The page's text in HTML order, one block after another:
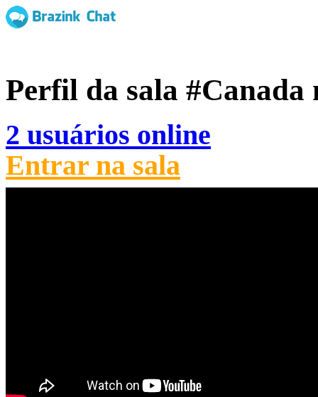
Perfil da sala #Canada
2 usuários online
Entrar na sala